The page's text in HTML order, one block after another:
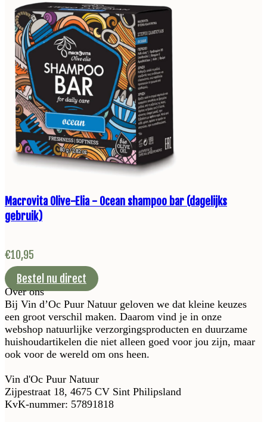
Macrovita Olive-Elia - Ocean shampoo bar (dagelijks
gebruik)
€10,95
Bestel nu direct
Over ons
Bij Vin d’Oc Puur Natuur geloven we dat kleine keuzes
een groot verschil maken. Daarom vind je in onze
webshop natuurlijke verzorgingsproducten en duurzame
huishoudartikelen die niet alleen goed voor jou zijn, maar
ook voor de wereld om ons heen.
Vin d'Oc Puur Natuur
Zijpestraat 18, 4675 CV Sint Philipsland
KvK-nummer: 57891818